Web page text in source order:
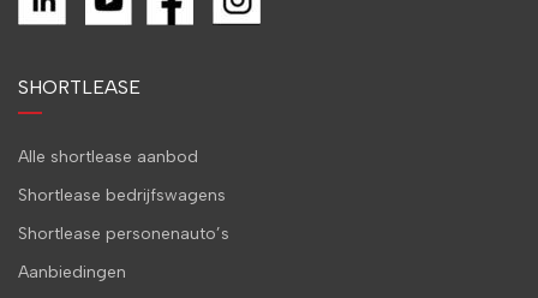
SHORTLEASE
Alle shortlease aanbod
Shortlease bedrijfswagens
Shortlease personenauto’s
Aanbiedingen